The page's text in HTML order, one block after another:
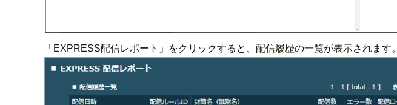
「EXPRESS配信レポート」をクリックすると、配信履歴の一覧が表示されます。